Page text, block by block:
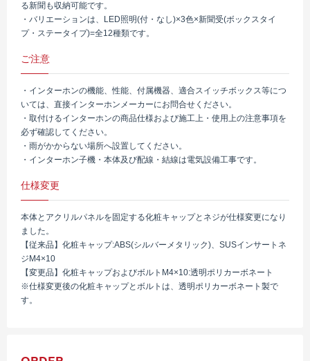
る新聞も収納可能です。
・バリエーションは、LED照明(付・なし)×3色×新聞受(ボックスタイ
プ・ステータイプ)=全12種類です。
ご注意
・インターホンの機能、性能、付属機器、適合スイッチボックス等につ
いては、直接インターホンメーカーにお問合せください。
・取付けるインターホンの商品仕様および施工上・使用上の注意事項を
必ず確認してください。
・雨がかからない場所へ設置してください。
・インターホン子機・本体及び配線・結線は電気設備工事です。
仕様変更
本体とアクリルパネルを固定する化粧キャップとネジが仕様変更になり
ました。
【従来品】化粧キャップ:ABS(シルバーメタリック)、SUSインサートネ
ジM4×10
【変更品】化粧キャップおよびボルトM4×10:透明ポリカーボネート
※仕様変更後の化粧キャップとボルトは、透明ポリカーボネート製で
す。